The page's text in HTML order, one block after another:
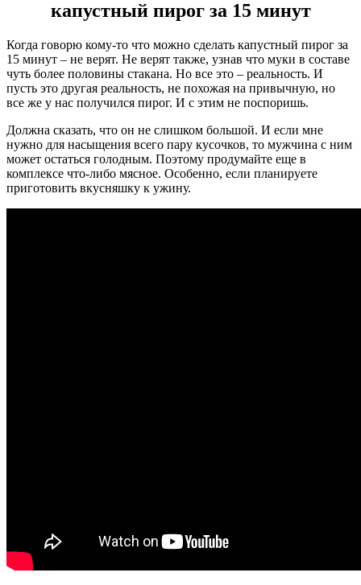
капустный пирог за 15 минут
Когда говорю кому-то что можно сделать капустный пирог за
15 минут – не верят. Не верят также, узнав что муки в составе
чуть более половины стакана. Но все это – реальность. И
пусть это другая реальность, не похожая на привычную, но
все же у нас получился пирог. И с этим не поспоришь.
Должна сказать, что он не слишком большой. И если мне
нужно для насыщения всего пару кусочков, то мужчина с ним
может остаться голодным. Поэтому продумайте еще в
комплексе что-либо мясное. Особенно, если планируете
приготовить вкусняшку к ужину.